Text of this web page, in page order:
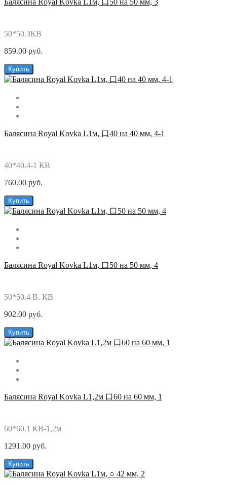
Балясина Royal Kovka L1м, 口50 на 50 мм, 3
50*50.3КВ
859.00 руб.
Купить
Балясина Royal Kovka L1м, 口40 на 40 мм, 4-1
40*40.4-1 КВ
760.00 руб.
Купить
Балясина Royal Kovka L1м, 口50 на 50 мм, 4
50*50.4 В. КВ
902.00 руб.
Купить
Балясина Royal Kovka L1,2м 口60 на 60 мм, 1
60*60.1 КВ-1,2м
1291.00 руб.
Купить